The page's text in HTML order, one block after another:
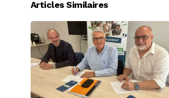
Articles Similaires